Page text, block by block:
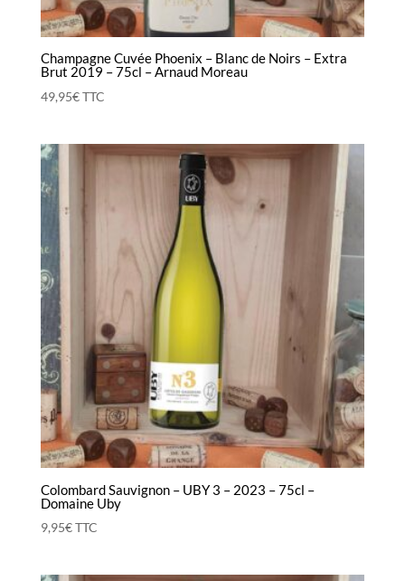
Champagne Cuvée Phoenix – Blanc de Noirs – Extra
Brut 2019 – 75cl – Arnaud Moreau
49,95€TTC
Colombard Sauvignon – UBY 3 – 2023 – 75cl –
Domaine Uby
9,95€TTC